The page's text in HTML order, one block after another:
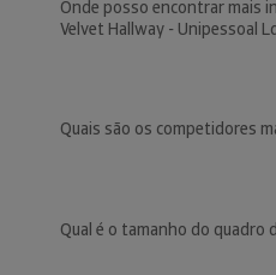
Onde posso encontrar mais
Velvet Hallway - Unipessoal
Quais são os competidores
Qual é o tamanho do quadro